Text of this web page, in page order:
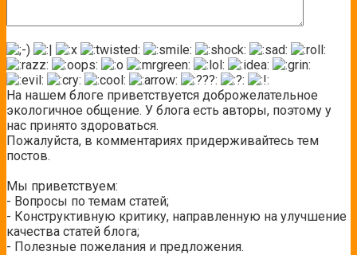
На нашем блоге приветствуется доброжелательное
экологичное общение. У блога есть авторы, поэтому у
нас принято здороваться.
Пожалуйста, в комментариях придерживайтесь тем
постов.
Мы приветствуем:
- Вопросы по темам статей;
- Конструктивную критику, направленную на улучшение
качества статей блога;
- Полезные пожелания и предложения.